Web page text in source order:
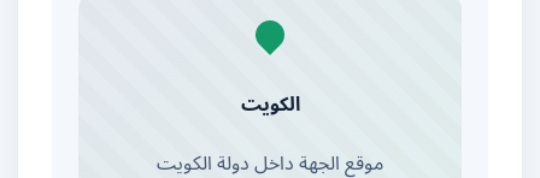
الكويت
موقع الجهة داخل دولة الكويت